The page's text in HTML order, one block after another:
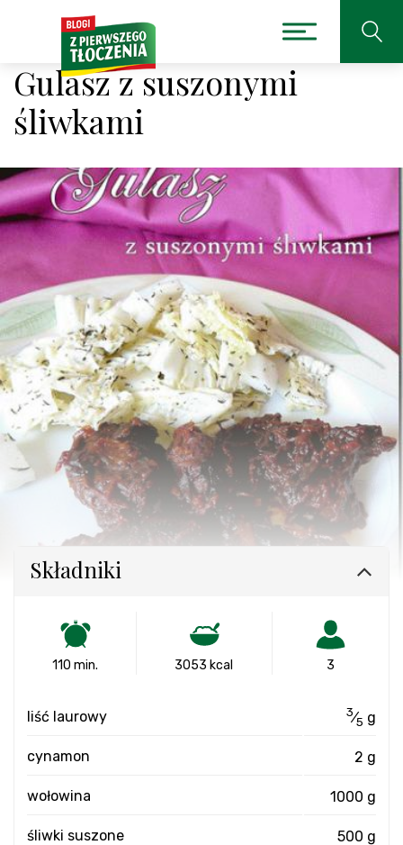
Gulasz z suszonymi
śliwkami
Składniki
110 min. 3053 kcal 3
liść laurowy 3⁄5 g
cynamon 2 g
wołowina 1000 g
śliwki suszone 500 g